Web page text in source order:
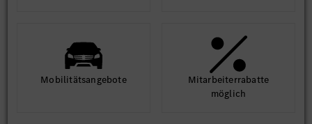
Mobilitäts­angebote
Mit­arbeiter­rabatte
möglich